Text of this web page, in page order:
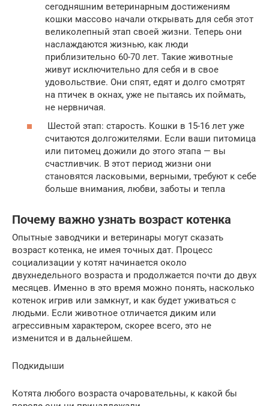
сегодняшним ветеринарным достижениям
кошки массово начали открывать для себя этот
великолепный этап своей жизни. Теперь они
наслаждаются жизнью, как люди
приблизительно 60-70 лет. Такие животные
живут исключительно для себя и в свое
удовольствие. Они спят, едят и долго смотрят
на птичек в окнах, уже не пытаясь их поймать,
не нервничая.
Шестой этап: старость. Кошки в 15-16 лет уже
считаются долгожителями. Если ваши питомица
или питомец дожили до этого этапа — вы
счастливчик. В этот период жизни они
становятся ласковыми, верными, требуют к себе
больше внимания, любви, заботы и тепла
Почему важно узнать возраст котенка
Опытные заводчики и ветеринары могут сказать
возраст котенка, не имея точных дат. Процесс
социализации у котят начинается около
двухнедельного возраста и продолжается почти до двух
месяцев. Именно в это время можно понять, насколько
котенок игрив или замкнут, и как будет уживаться с
людьми. Если животное отличается диким или
агрессивным характером, скорее всего, это не
изменится и в дальнейшем.
Подкидыши
Котята любого возраста очаровательны, к какой бы